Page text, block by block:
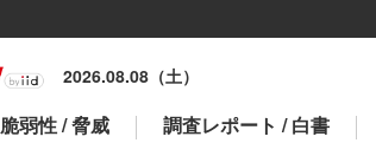
2026.08.08（土）
脆弱性 / 脅威 調査レポート / 白書